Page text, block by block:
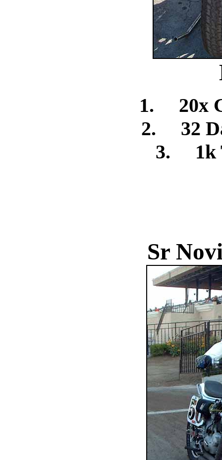
1. 20x
2. 32
3. 1k
Sr